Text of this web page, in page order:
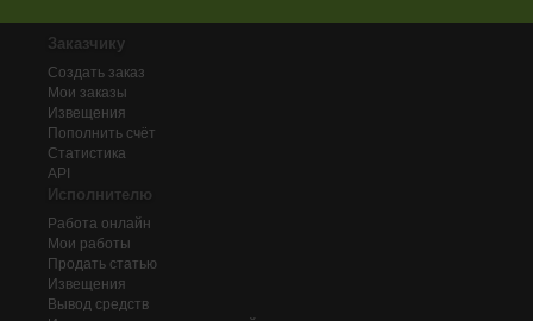
Заказчику
Создать заказ
Мои заказы
Извещения
Пополнить счёт
Статистика
API
Исполнителю
Работа онлайн
Мои работы
Продать статью
Извещения
Вывод средств